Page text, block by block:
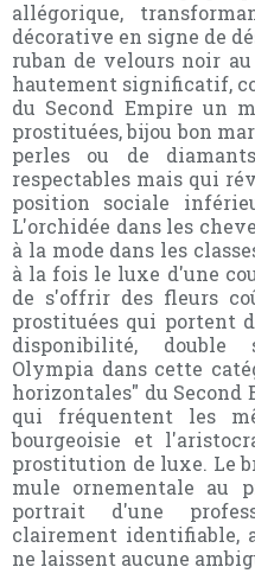
allégorique,
décorative en signe de
ruban de velours noir
hautement significatif,
du Second Empire un
prostituées, bijou bon
perles ou de
respectables mais qui
position sociale
L'orchidée dans les
à la mode dans les
à la fois le luxe d'une
de s'offrir des fleurs
prostituées qui portent
disponibilité,
Olympia dans cette
horizontales" du Second
qui fréquentent les
bourgeoisie et
prostitution de luxe. Le
mule ornementale au
portrait d'une
clairement identifiable,
ne laissent aucune